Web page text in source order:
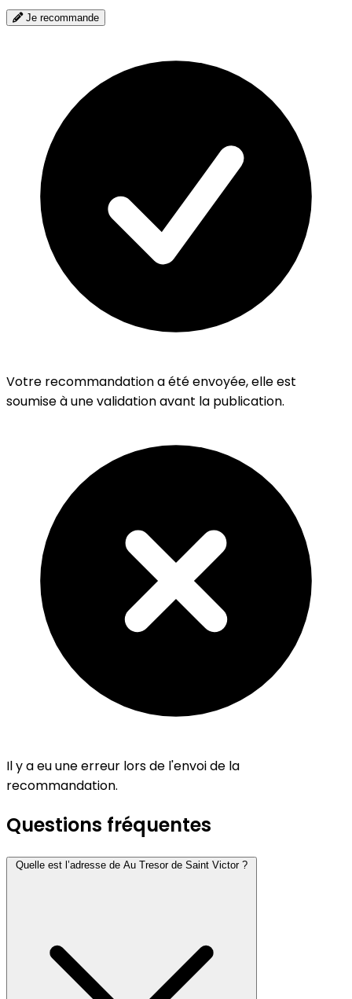
Je recommande
Votre recommandation a été envoyée, elle est
soumise à une validation avant la publication.
Il y a eu une erreur lors de l'envoi de la
recommandation.
Questions fréquentes
Quelle est l’adresse de Au Tresor de Saint Victor ?